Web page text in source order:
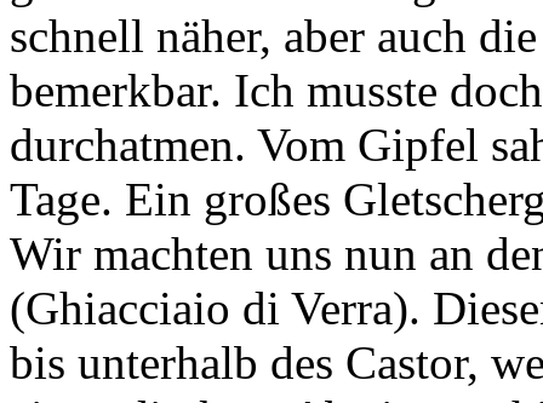
schnell näher, aber auch
bemerkbar. Ich musste
durchatmen. Vom Gipfel
Tage. Ein großes
Wir machten uns nun an
(Ghiacciaio di Verra).
bis unterhalb des Castor,